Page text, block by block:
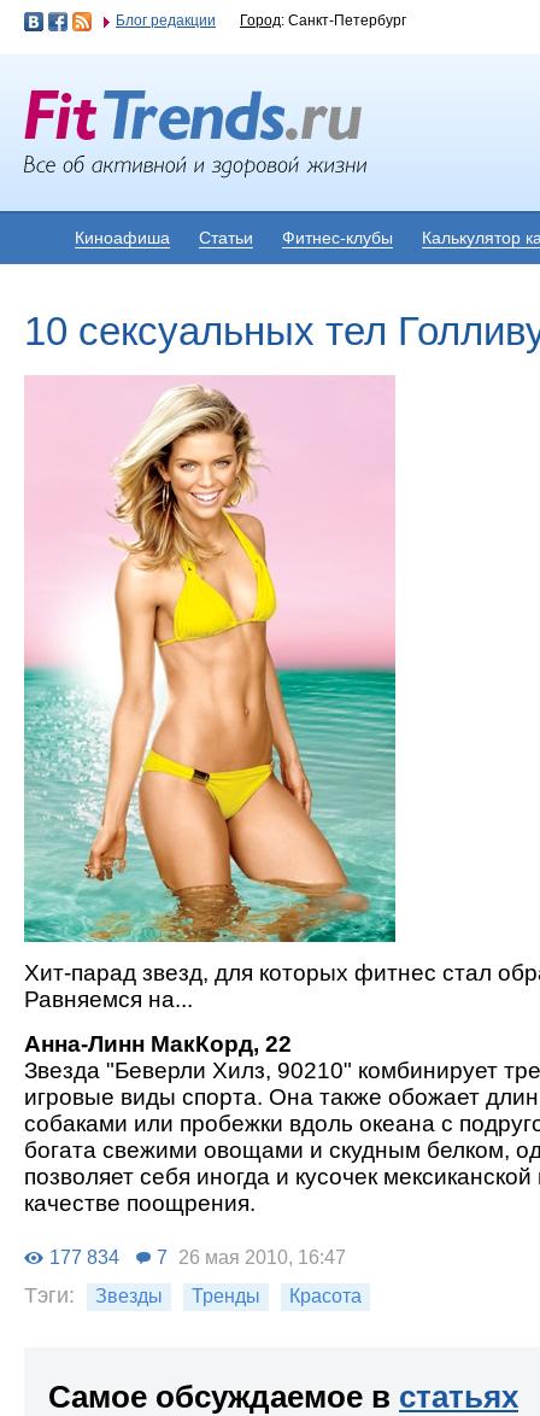
Блог редакции Город: Санкт-Петербург
Киноафиша Статьи Фитнес-клубы Калькулятор
10 сексуальных тел
Хит-парад звезд, для которых фитнес стал
Равняемся на...
Анна-Линн МакКорд, 22
Звезда "Беверли Хилз, 90210" комбинирует
игровые виды спорта. Она также обожает
собаками или пробежки вдоль океана с
богата свежими овощами и скудным белком,
позволяет себя иногда и кусочек
качестве поощрения.
177 834 7 26 мая 2010, 16:47
Тэги: Звезды Тренды Красота
Самое обсуждаемое в статьях